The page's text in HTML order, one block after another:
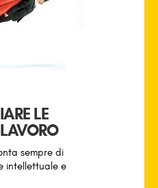
LE
sempre di
intellettuale e